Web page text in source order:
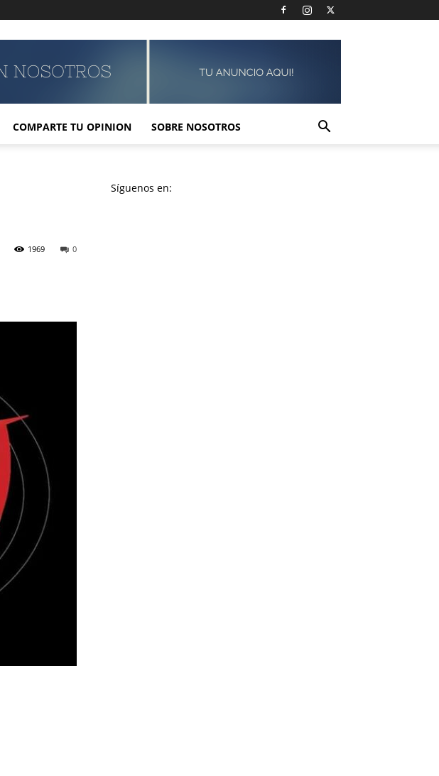
COMPARTE TU OPINION SOBRE NOSOTROS
0
1969
Síguenos en: